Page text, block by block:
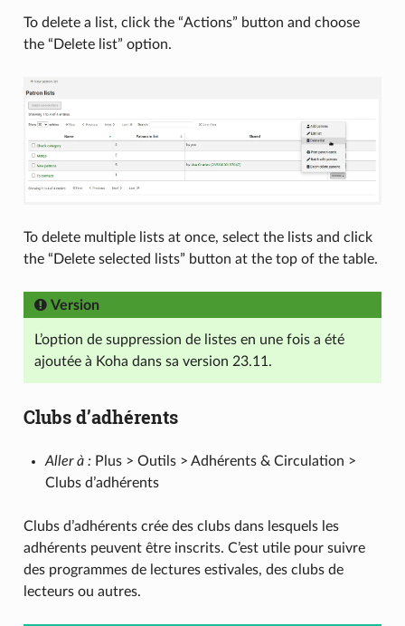
To delete a list, click the “Actions” button and choose
the “Delete list” option.
To delete multiple lists at once, select the lists and click
the “Delete selected lists” button at the top of the table.
Version
L’option de suppression de listes en une fois a été
ajoutée à Koha dans sa version 23.11.
Clubs d’adhérents
Aller à :Plus > Outils > Adhérents & Circulation >
Clubs d’adhérents
Clubs d’adhérents crée des clubs dans lesquels les
adhérents peuvent être inscrits. C’est utile pour suivre
des programmes de lectures estivales, des clubs de
lecteurs ou autres.